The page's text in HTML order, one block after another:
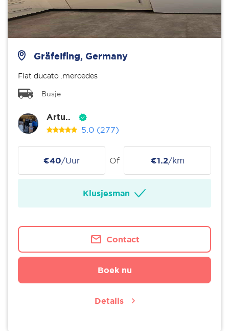
Gräfelfing, Germany
Fiat ducato .mercedes
Busje
Artu..
5.0 (277)
€40/Uur Of €1.2/km
Klusjesman
Contact
Boek nu
Details